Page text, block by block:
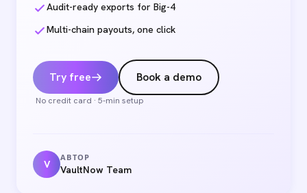
Audit-ready exports for Big-4
Multi-chain payouts, one click
Try free Book a demo
No credit card · 5-min setup
V
АВТОР
VaultNow Team